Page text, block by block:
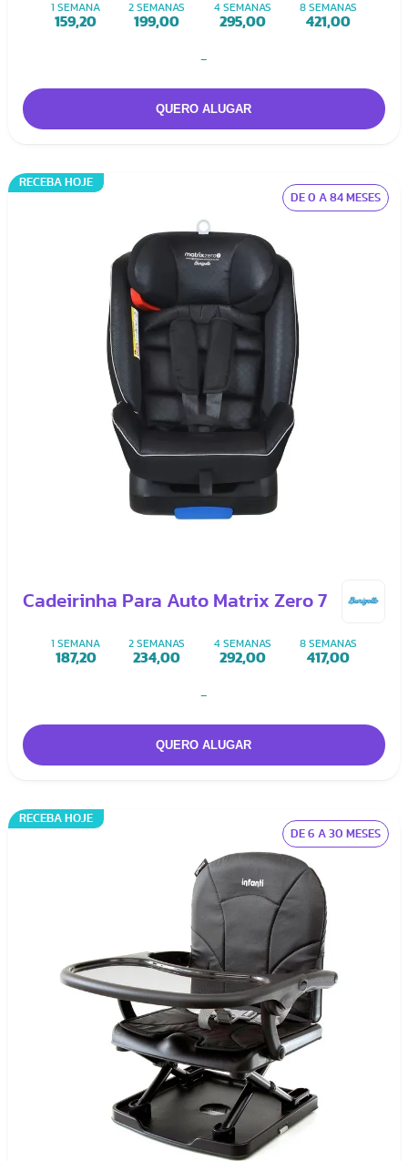
1 SEMANA
159,20
2 SEMANAS
199,00
4 SEMANAS
295,00
8 SEMANAS
421,00
-
RECEBA HOJE
DE 0 A 84 MESES
Cadeirinha Para Auto Matrix Zero 7
1 SEMANA
187,20
2 SEMANAS
234,00
4 SEMANAS
292,00
8 SEMANAS
417,00
-
RECEBA HOJE
DE 6 A 30 MESES